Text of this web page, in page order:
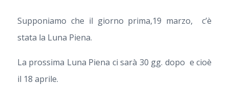
Supponiamo che il giorno prima,19 marzo, c’è
stata la Luna Piena.
La prossima Luna Piena ci sarà 30 gg. dopo e cioè
il 18 aprile.